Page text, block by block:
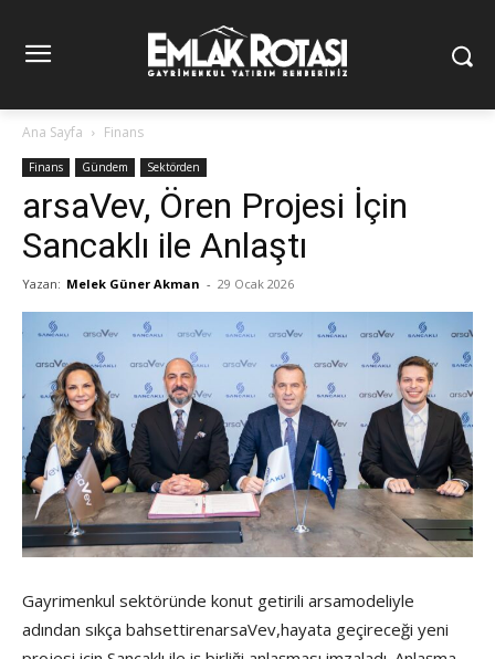
Ana Sayfa Finans
Finans Gündem Sektörden
arsaVev, Ören Projesi İçin
Sancaklı ile Anlaştı
Yazan: Melek Güner Akman - 29 Ocak 2026
Gayrimenkul sektöründe konut getirili arsamodeliyle
adından sıkça bahsettirenarsaVev,hayata geçireceği yeni